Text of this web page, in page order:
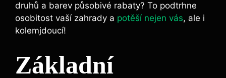
druhů a barev působivé rabaty? To podtrhne
osobitost vaší zahrady a potěší nejen vás, ale i
kolemjdoucí!
Základní